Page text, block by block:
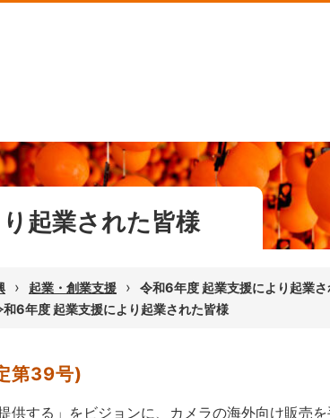
起業された皆様
› 起業・創業支援 ›
令和6年度 起業支援により起業
和6年度 起業支援により起業された皆様
第39号)
供する」をビジョンに、カメラの海外向け販売を